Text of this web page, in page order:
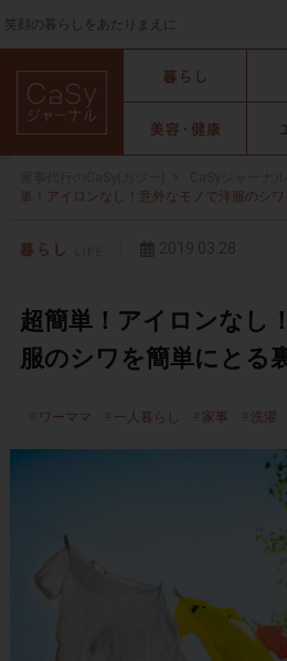
笑顔の暮らしをあたりまえに
単！アイロンなし！意外なモノで洋服のシ
超簡単！アイロンなし
服のシワを簡単にとる
ワーママ 一人暮らし 家事 洗濯